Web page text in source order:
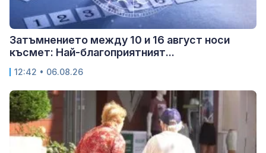
Затъмнението между 10 и 16 август носи
късмет: Най-благоприятният...
12:42 • 06.08.26